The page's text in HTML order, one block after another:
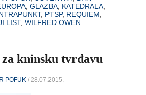
,GLAZBA KATEDRALA
, PTSP, REQUIEM
LIST,WILFRED OWEN
kninsku tvrđavu
POFUK / 28.07.2015.